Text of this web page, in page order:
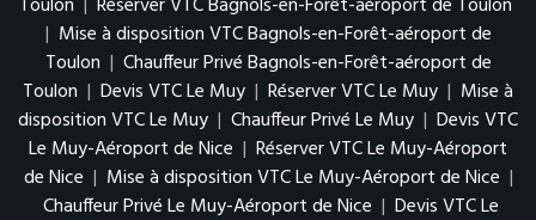
| Mise à disposition VTC Bagnols-en-Forêt-aéroport de
Toulon | Chauffeur Privé Bagnols-en-Forêt-aéroport de
Toulon | Devis VTC Le Muy | Réserver VTC Le Muy | Mise à
disposition VTC Le Muy | Chauffeur Privé Le Muy | Devis VTC
Le Muy-Aéroport de Nice | Réserver VTC Le Muy-Aéroport
de Nice | Mise à disposition VTC Le Muy-Aéroport de Nice |
Chauffeur Privé Le Muy-Aéroport de Nice | Devis VTC Le